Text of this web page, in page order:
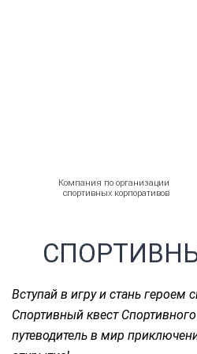
Компания по организации
спортивных корпоративов
Вступай в игру и стань героем
Спортивный квест
путеводитель в мир